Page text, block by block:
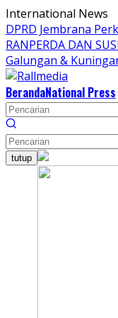
Langsung
ke
konten
International News
DPRD Jembrana
RANPERDA DAN
Galungan &
BerandaNational Press
tutup